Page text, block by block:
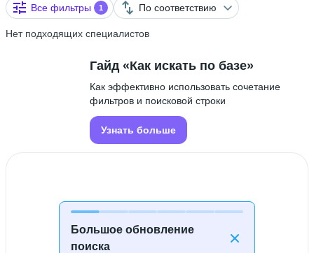
Все фильтры
1 По соответствию
Нет подходящих специалистов
Большое обновление
поиска
Гайд «Как искать по базе»
Как эффективно использовать сочетание
фильтров и поисковой строки
Узнать больше